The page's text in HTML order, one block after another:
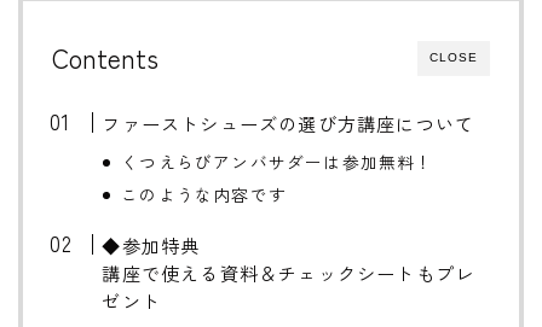
CLOSE
Contents
ファーストシューズの選び方講座について
くつえらびアンバサダーは参加無料！
このような内容です
◆参加特典
講座で使える資料＆チェックシートもプレ
ゼント